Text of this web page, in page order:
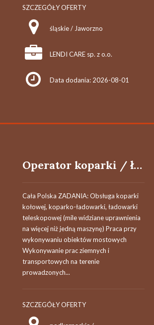
SZCZEGÓŁY OFERTY
śląskie / Jaworzno
LENDI CARE sp. z o.o.
Data dodania: 2026-08-01
Operator koparki / ładowarki teleskopowej
Cała Polska ZADANIA: Obsługa koparki
kołowej, koparko-ładowarki, ładowarki
teleskopowej (mile widziane uprawnienia
na więcej niż jedną maszynę) Praca przy
wykonywaniu obiektów mostowych
Wykonywanie prac ziemnych i
transportowych na terenie
prowadzonych...
SZCZEGÓŁY OFERTY